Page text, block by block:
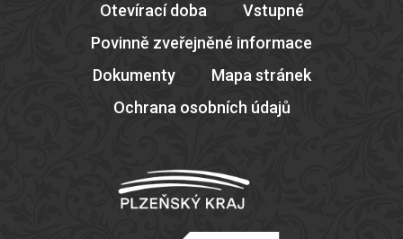
Otevírací doba
Vstupné
Povinně zveřejněné informace
Dokumenty
Mapa stránek
Ochrana osobních údajů